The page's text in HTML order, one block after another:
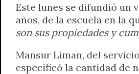
Este lunes se difundió un
años, de la escuela en la
son sus propiedades y
Mansur Liman, del
especificó la cantidad de